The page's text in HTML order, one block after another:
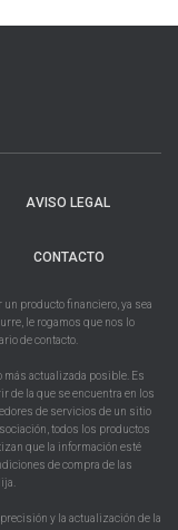
AVISO LEGAL
CONTACTO
producto financiero, ya sea
le rogamos que nos lo
de contacto.
más actualizada posible. Es
de la que se encuentra en los
de servicios de un sitio
todos los productos
que la información esté
de compra de las
y la actualización de la